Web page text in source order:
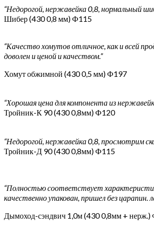
“Недорогой, нержавейка 0,8, нормальный
Шибер (430 0,8 мм) Ф115
“Качество хомутов отличное, как и всей
доволен и ценой и качеством.”
Хомут обжимной (430 0,5 мм) Ф197
“Хорошая цена для компонента из
Тройник-К 90 (430 0,8мм) Ф120
“Недорогой, нержавейка 0,8, просмотрим
Тройник-Д 90 (430 0,8мм) Ф115
“Полностью соответствует
качественно упакован, пришел без царапин.
Дымоход-сэндвич 1,0м (430 0,8мм +